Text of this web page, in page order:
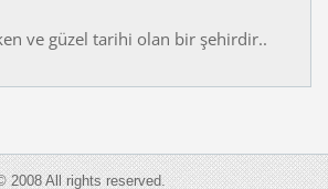
ve güzel tarihi olan bir şehirdir..
2008 All rights reserved.